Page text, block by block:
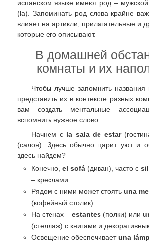
испанском языке имеют род –
(la). Запоминать род слова крайне
влияет на артикли, прилагательные и
которые его описывают.
В домашней
комнаты и их
Чтобы лучше запомнить названия
представить их в контексте разных
вам создать ментальные
вспомнить нужное слово.
Начнем с la sala de estar
(салон). Здесь обычно царит уют и
здесь найдем?
Конечно, el sofá (диван), часто с
– креслами.
Рядом с ними может стоять una
(кофейный столик).
На стенах – estantes (полки) или
(стеллаж) с книгами и
Освещение обеспечиваетuna